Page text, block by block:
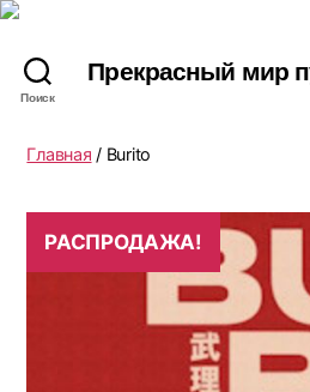
Поиск
Прекрасный мир
Главная / Burito
РАСПРОДАЖА!